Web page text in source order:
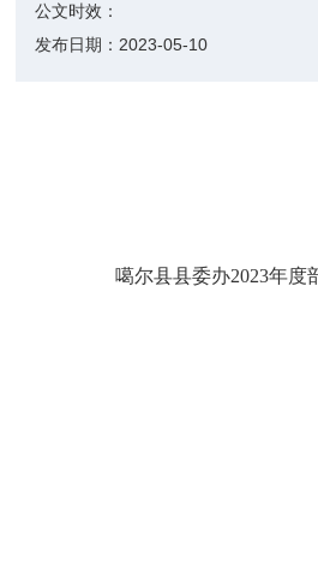
公文时效：
发布日期： 2023-05-10
噶尔县县委办2023年度